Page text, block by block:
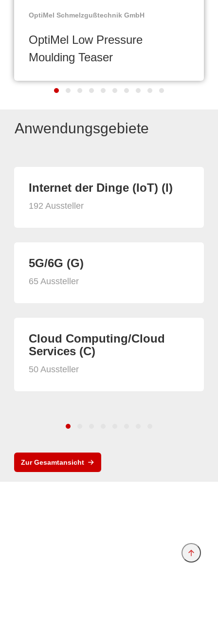
OptiMel Schmelzgußtechnik GmbH
OptiMel Low Pressure
Moulding Teaser
Anwendungsgebiete
Internet der Dinge (IoT) (I)
192 Aussteller
5G/6G (G)
65 Aussteller
Cloud Computing/Cloud
Services (C)
50 Aussteller
Zur Gesamtansicht